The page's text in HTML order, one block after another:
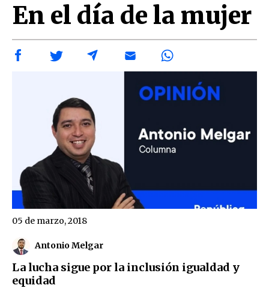
En el día de la mujer
Antonio Melgar
05 de marzo, 2018
La lucha sigue por la inclusión igualdad y
equidad